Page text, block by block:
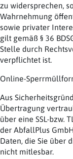
zu widersprechen,
Wahrnehmung
sowie privater
gilt gemäß § 36
Stelle durch
verpflichtet ist.
Online-
Aus
Übertragung
über eine SSL-bzw.
der AbfallPlus
Daten, die Sie über
nicht mitlesbar.